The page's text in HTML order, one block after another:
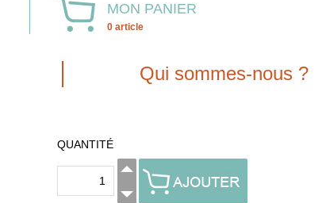
MON PANIER
0 article
Qui sommes-nous ?
QUANTITÉ